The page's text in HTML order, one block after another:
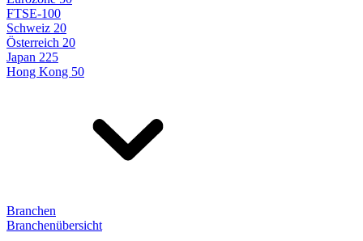
FTSE-100
Schweiz 20
Österreich 20
Japan 225
Hong Kong 50
Branchen
Branchenübersicht